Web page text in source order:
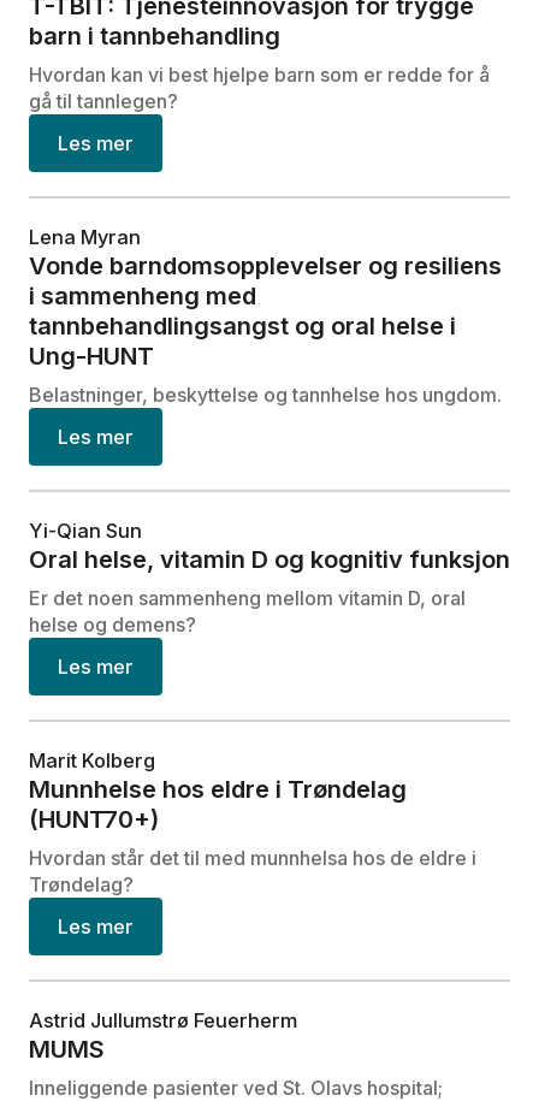
T-TBIT: Tjenesteinnovasjon for trygge
barn i tannbehandling
Hvordan kan vi best hjelpe barn som er redde for å
gå til tannlegen?
Les mer
Lena Myran
Vonde barndomsopplevelser og resiliens
i sammenheng med
tannbehandlingsangst og oral helse i
Ung-HUNT
Belastninger, beskyttelse og tannhelse hos ungdom.
Les mer
Yi-Qian Sun
Oral helse, vitamin D og kognitiv funksjon
Er det noen sammenheng mellom vitamin D, oral
helse og demens?
Les mer
Marit Kolberg
Munnhelse hos eldre i Trøndelag
(HUNT70+)
Hvordan står det til med munnhelsa hos de eldre i
Trøndelag?
Les mer
Astrid Jullumstrø Feuerherm
MUMS
Inneliggende pasienter ved St. Olavs hospital;